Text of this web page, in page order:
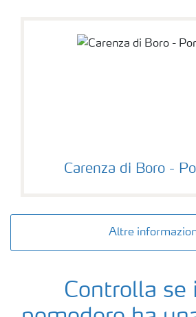
Carenza di Boro -
Altre
Controlla se